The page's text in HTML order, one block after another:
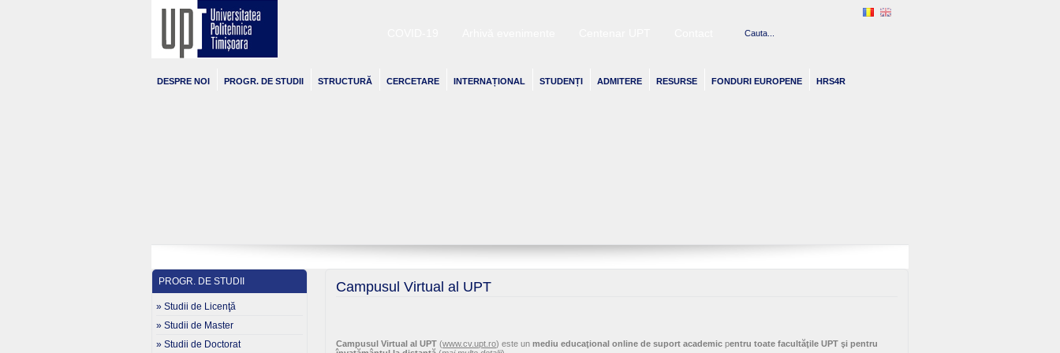
DESPRE NOI PROGR. DE STUDII STRUCTURĂ CERCETARE INTERNAȚIONAL STUDENȚI ADMITERE RESURSE FONDURI EUROPENE HRS4R
PROGR. DE STUDII
» Studii de Licenţă
» Studii de Master
» Studii de Doctorat
Campusul Virtual al UPT
Campusul Virtual al UPT (www.cv.upt.ro) este un mediu educaţional online de suport academic pentru toate facultăţile UPT şi pentru